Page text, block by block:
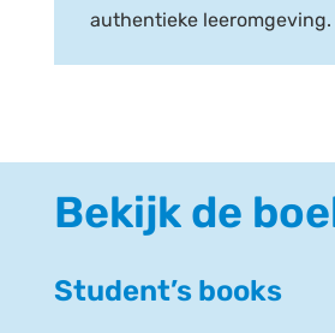
authentieke leeromgeving.
Bekijk de
Student’s books